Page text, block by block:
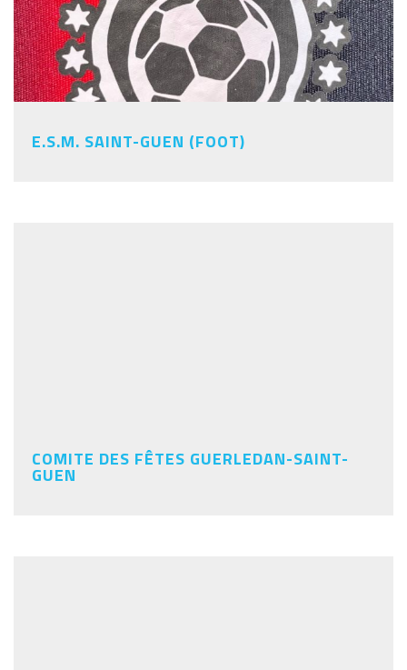
E.S.M. SAINT-GUEN (FOOT)
COMITE DES FÊTES GUERLEDAN-SAINT-
GUEN